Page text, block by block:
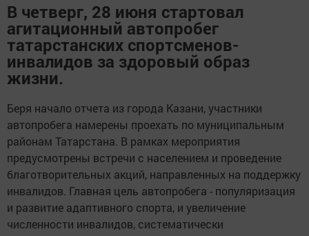
В четверг, 28 июня стартовал
агитационный автопробег
татарстанских спортсменов-
инвалидов за здоровый образ
жизни.
Беря начало отчета из города Казани, участники
автопробега намерены проехать по муниципальным
районам Татарстана. В рамках мероприятия
предусмотрены встречи с населением и проведение
благотворительных акций, направленных на поддержку
инвалидов. Главная цель автопробега - популяризация
и развитие адаптивного спорта, и увеличение
численности инвалидов, систематически